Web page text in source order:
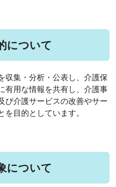
について
収集・分析・公表し、介護保
有用な情報を共有し、介護事
び介護サービスの改善やサー
を目的としています。
について